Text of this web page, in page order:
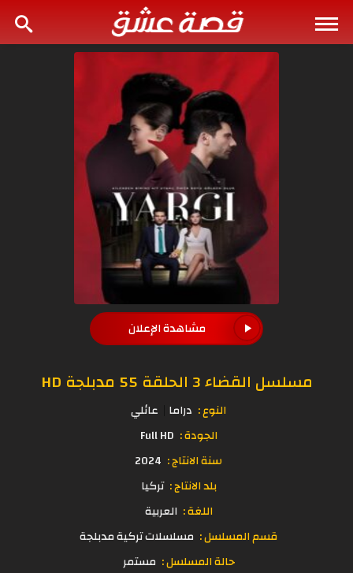
مشاهدة الإعلان
مسلسل القضاء 3 الحلقة 55 مدبلجة HD
النوع : دراما عائلي
الجودة : Full HD
سنة الانتاج : 2024
بلد الانتاج : تركيا
اللغة : العربية
قسم المسلسل : مسلسلات تركية مدبلجة
حالة المسلسل : مستمر